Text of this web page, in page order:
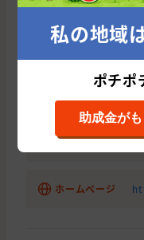
宮崎県 宮崎市
宮崎県
宮崎市
宮崎県
宮崎市
宮崎市
電話番号
代表者
ホームページ
私の地域
ポチポ
助成金が